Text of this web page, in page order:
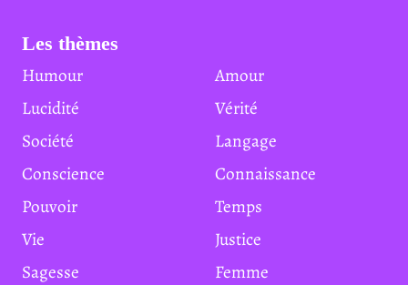
Les thèmes
Humour
Amour
Lucidité
Vérité
Société
Langage
Conscience
Connaissance
Pouvoir
Temps
Vie
Justice
Sagesse
Femme